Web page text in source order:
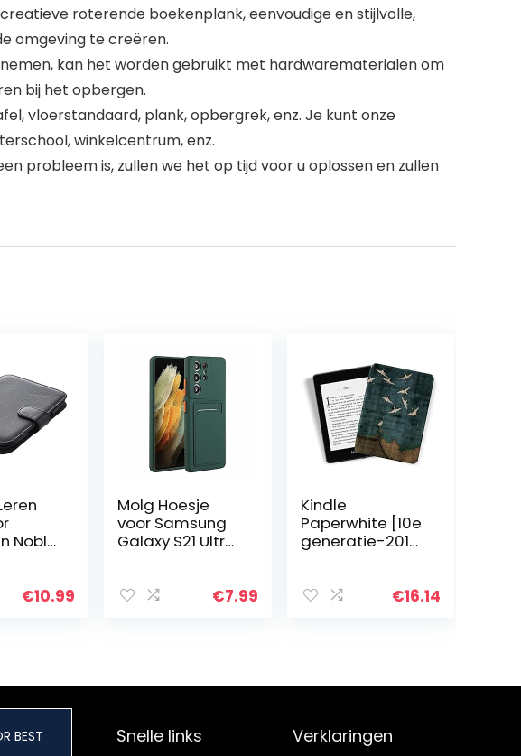
roterende boekenplank, eenvoudige en stijlvolle,
omgeving te creëren.
kan het worden gebruikt met hardwarematerialen om
bij het opbergen.
vloerstandaard, plank, opbergrek, enz. Je kunt onze
winkelcentrum, enz.
probleem is, zullen we het op tijd voor u oplossen en zullen
Noble
Zwart
€10.99
Molg Hoesje
voor Samsung
Galaxy S21 Ultra
Ultradunne
€7.99
Kindle
Paperwhite [10e
generatie-2018,
Duurzame
€16.14
BEST Snelle links Verklaringen